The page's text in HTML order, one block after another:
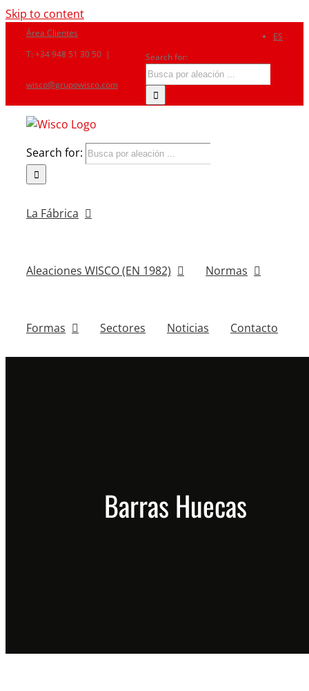
Skip to content
Área Clientes
T: +34 948 51 30 50 |
wisco@grupowisco.com
ES
Search for:
Search for:
La Fábrica
Aleaciones WISCO (EN 1982) Normas
Formas Sectores Noticias Contacto
Barras Huecas